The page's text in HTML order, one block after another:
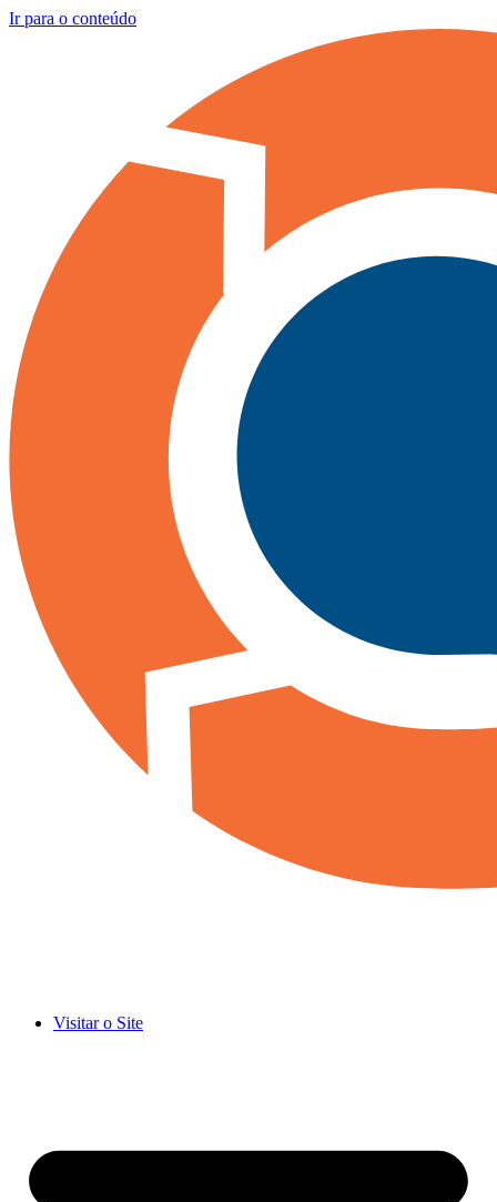
Ir para o conteúdo
Visitar o Site